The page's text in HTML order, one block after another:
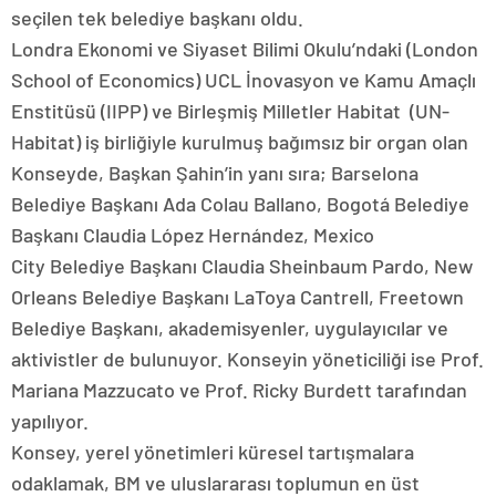
seçilen tek belediye başkanı oldu.
Londra Ekonomi ve Siyaset Bilimi Okulu’ndaki (London
School of Economics) UCL İnovasyon ve Kamu Amaçlı
Enstitüsü (IIPP) ve Birleşmiş Milletler Habitat (UN-
Habitat) iş birliğiyle kurulmuş bağımsız bir organ olan
Konseyde, Başkan Şahin’in yanı sıra; Barselona
Belediye Başkanı Ada Colau Ballano, Bogotá Belediye
Başkanı Claudia López Hernández, Mexico
City Belediye Başkanı Claudia Sheinbaum Pardo, New
Orleans Belediye Başkanı LaToya Cantrell, Freetown
Belediye Başkanı, akademisyenler, uygulayıcılar ve
aktivistler de bulunuyor. Konseyin yöneticiliği ise Prof.
Mariana Mazzucato ve Prof. Ricky Burdett tarafından
yapılıyor.
Konsey, yerel yönetimleri küresel tartışmalara
odaklamak, BM ve uluslararası toplumun en üst